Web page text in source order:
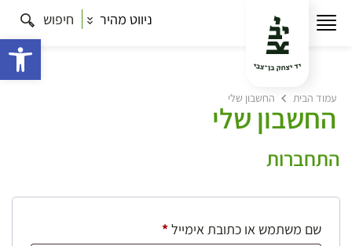
ניווט מהיר חיפוש
עמוד הבית החשבון שלי
החשבון שלי
התחברות
שם משתמש או כתובת אימייל*חובה